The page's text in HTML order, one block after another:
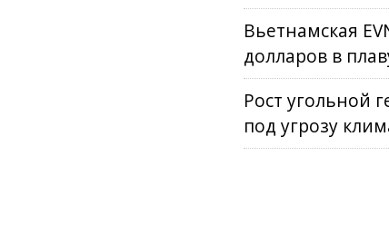
Вьетнамская
долларов в
Рост угольной
под угрозу